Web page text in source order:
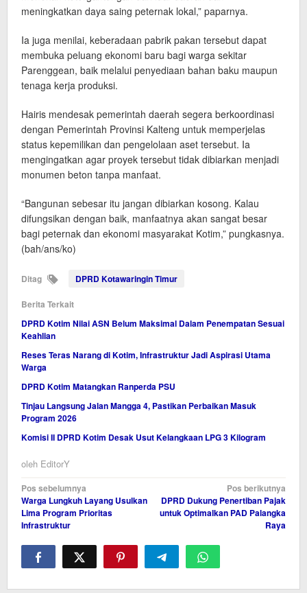
meningkatkan daya saing peternak lokal,” paparnya.
Ia juga menilai, keberadaan pabrik pakan tersebut dapat
membuka peluang ekonomi baru bagi warga sekitar
Parenggean, baik melalui penyediaan bahan baku maupun
tenaga kerja produksi.
Hairis mendesak pemerintah daerah segera berkoordinasi
dengan Pemerintah Provinsi Kalteng untuk memperjelas
status kepemilikan dan pengelolaan aset tersebut. Ia
mengingatkan agar proyek tersebut tidak dibiarkan menjadi
monumen beton tanpa manfaat.
“Bangunan sebesar itu jangan dibiarkan kosong. Kalau
difungsikan dengan baik, manfaatnya akan sangat besar
bagi peternak dan ekonomi masyarakat Kotim,” pungkasnya.
(bah/ans/ko)
Ditag DPRD Kotawaringin Timur
Berita Terkait
DPRD Kotim Nilai ASN Belum Maksimal Dalam Penempatan Sesuai
Keahlian
Reses Teras Narang di Kotim, Infrastruktur Jadi Aspirasi Utama
Warga
DPRD Kotim Matangkan Ranperda PSU
Tinjau Langsung Jalan Mangga 4, Pastikan Perbaikan Masuk
Program 2026
Komisi II DPRD Kotim Desak Usut Kelangkaan LPG 3 Kilogram
oleh EditorY
Navigasi
pos
Pos sebelumnya
Warga Lungkuh Layang Usulkan
Lima Program Prioritas
Infrastruktur
Pos berikutnya
DPRD Dukung Penertiban Pajak
untuk Optimalkan PAD Palangka
Raya